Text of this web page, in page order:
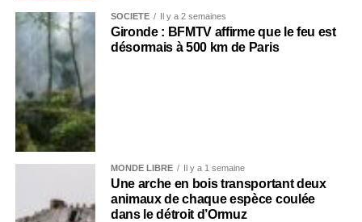
SOCIÉTÉ Il y a 2 semaines
Gironde : BFMTV affirme que le feu est
désormais à 500 km de Paris
MONDE LIBRE Il y a 1 semaine
Une arche en bois transportant deux
animaux de chaque espèce coulée
dans le détroit d’Ormuz